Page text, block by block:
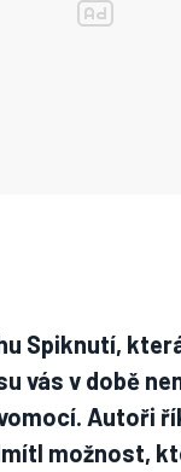
Spiknutí,
vás v době
Autoři
možnost,